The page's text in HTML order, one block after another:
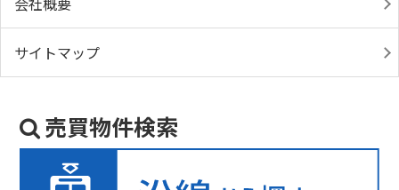
サイトマップ
売買物件検索